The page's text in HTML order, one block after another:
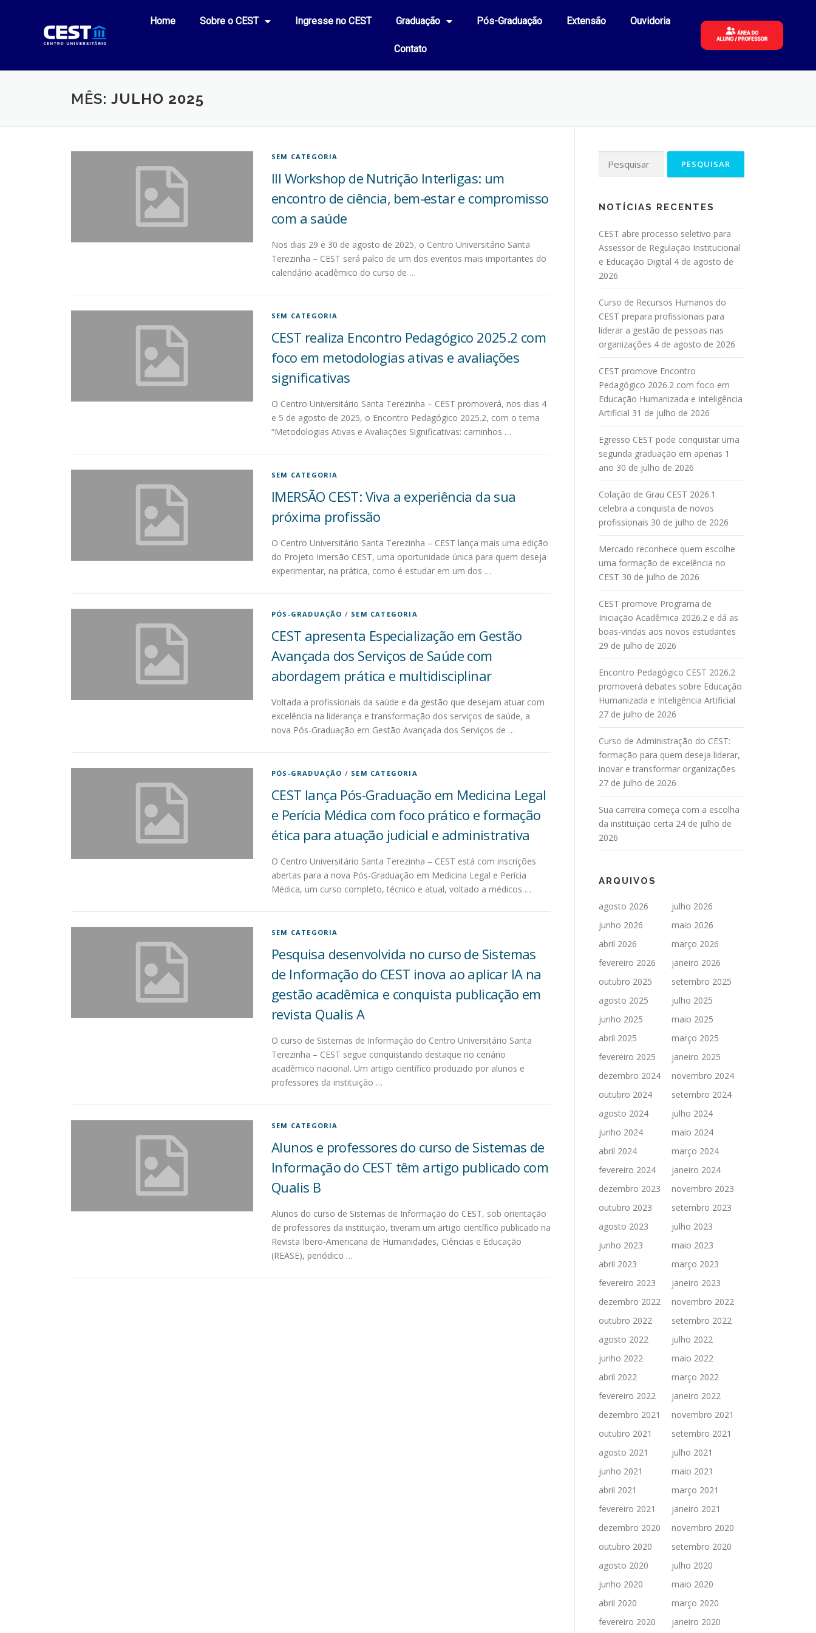
Home Sobre o CEST Ingresse no CEST Graduação Pós-Graduação Extensão Ouvidoria
Contato
MÊS: JULHO 2025
SEM CATEGORIA
III Workshop de Nutrição Interligas: um
encontro de ciência, bem-estar e compromisso
com a saúde
Nos dias 29 e 30 de agosto de 2025, o Centro Universitário Santa
Terezinha – CEST será palco de um dos eventos mais importantes do
calendário acadêmico do curso de …
SEM CATEGORIA
CEST realiza Encontro Pedagógico 2025.2 com
foco em metodologias ativas e avaliações
significativas
O Centro Universitário Santa Terezinha – CEST promoverá, nos dias 4
e 5 de agosto de 2025, o Encontro Pedagógico 2025.2, com o tema
“Metodologias Ativas e Avaliações Significativas: caminhos …
SEM CATEGORIA
IMERSÃO CEST: Viva a experiência da sua
próxima profissão
O Centro Universitário Santa Terezinha – CEST lança mais uma edição
do Projeto Imersão CEST, uma oportunidade única para quem deseja
experimentar, na prática, como é estudar em um dos …
PÓS-GRADUAÇÃO / SEM CATEGORIA
CEST apresenta Especialização em Gestão
Avançada dos Serviços de Saúde com
abordagem prática e multidisciplinar
Voltada a profissionais da saúde e da gestão que desejam atuar com
excelência na liderança e transformação dos serviços de saúde, a
nova Pós-Graduação em Gestão Avançada dos Serviços de …
PÓS-GRADUAÇÃO / SEM CATEGORIA
CEST lança Pós-Graduação em Medicina Legal
e Perícia Médica com foco prático e formação
ética para atuação judicial e administrativa
O Centro Universitário Santa Terezinha – CEST está com inscrições
abertas para a nova Pós-Graduação em Medicina Legal e Perícia
Médica, um curso completo, técnico e atual, voltado a médicos …
SEM CATEGORIA
Pesquisa desenvolvida no curso de Sistemas
de Informação do CEST inova ao aplicar IA na
gestão acadêmica e conquista publicação em
revista Qualis A
O curso de Sistemas de Informação do Centro Universitário Santa
Terezinha – CEST segue conquistando destaque no cenário
acadêmico nacional. Um artigo científico produzido por alunos e
professores da instituição …
SEM CATEGORIA
Alunos e professores do curso de Sistemas de
Informação do CEST têm artigo publicado com
Qualis B
Alunos do curso de Sistemas de Informação do CEST, sob orientação
de professores da instituição, tiveram um artigo científico publicado na
Revista Ibero-Americana de Humanidades, Ciências e Educação
(REASE), periódico …
NOTÍCIAS RECENTES
CEST abre processo seletivo para
Assessor de Regulação Institucional
e Educação Digital 4 de agosto de
2026
Curso de Recursos Humanos do
CEST prepara profissionais para
liderar a gestão de pessoas nas
organizações 4 de agosto de 2026
CEST promove Encontro
Pedagógico 2026.2 com foco em
Educação Humanizada e Inteligência
Artificial 31 de julho de 2026
Egresso CEST pode conquistar uma
segunda graduação em apenas 1
ano 30 de julho de 2026
Colação de Grau CEST 2026.1
celebra a conquista de novos
profissionais 30 de julho de 2026
Mercado reconhece quem escolhe
uma formação de excelência no
CEST 30 de julho de 2026
CEST promove Programa de
Iniciação Acadêmica 2026.2 e dá as
boas-vindas aos novos estudantes
29 de julho de 2026
Encontro Pedagógico CEST 2026.2
promoverá debates sobre Educação
Humanizada e Inteligência Artificial
27 de julho de 2026
Curso de Administração do CEST:
formação para quem deseja liderar,
inovar e transformar organizações
27 de julho de 2026
Sua carreira começa com a escolha
da instituição certa 24 de julho de
2026
ARQUIVOS
agosto 2026
julho 2026
junho 2026
maio 2026
abril 2026
março 2026
fevereiro 2026
janeiro 2026
outubro 2025
setembro 2025
agosto 2025
julho 2025
junho 2025
maio 2025
abril 2025
março 2025
fevereiro 2025
janeiro 2025
dezembro 2024
novembro 2024
outubro 2024
setembro 2024
agosto 2024
julho 2024
junho 2024
maio 2024
abril 2024
março 2024
fevereiro 2024
janeiro 2024
dezembro 2023
novembro 2023
outubro 2023
setembro 2023
agosto 2023
julho 2023
junho 2023
maio 2023
abril 2023
março 2023
fevereiro 2023
janeiro 2023
dezembro 2022
novembro 2022
outubro 2022
setembro 2022
agosto 2022
julho 2022
junho 2022
maio 2022
abril 2022
março 2022
fevereiro 2022
janeiro 2022
dezembro 2021
novembro 2021
outubro 2021
setembro 2021
agosto 2021
julho 2021
junho 2021
maio 2021
abril 2021
março 2021
fevereiro 2021
janeiro 2021
dezembro 2020
novembro 2020
outubro 2020
setembro 2020
agosto 2020
julho 2020
junho 2020
maio 2020
abril 2020
março 2020
fevereiro 2020
janeiro 2020